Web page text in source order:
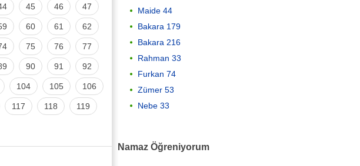
45 46 47
60 61 62
75 76 77
90 91 92
104 105 106
117 118 119
Maide 44
Bakara 179
Bakara 216
Rahman 33
Furkan 74
Zümer 53
Nebe 33
Namaz Öğreniyorum